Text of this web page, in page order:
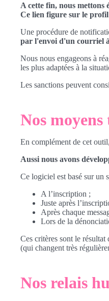
A cette fin, nous mettons
Ce lien figure sur le
Une procédure de
par l'envoi d'un courriel
Nous nous engageons à
les plus adaptées à la
Les sanctions peuvent
Nos
En complément de cet
Aussi nous avons
Ce logiciel est basé sur un
A l’inscription ;
Juste après
Après chaque
Lors de la
Ces critères sont le
(qui changent très
Nos relais